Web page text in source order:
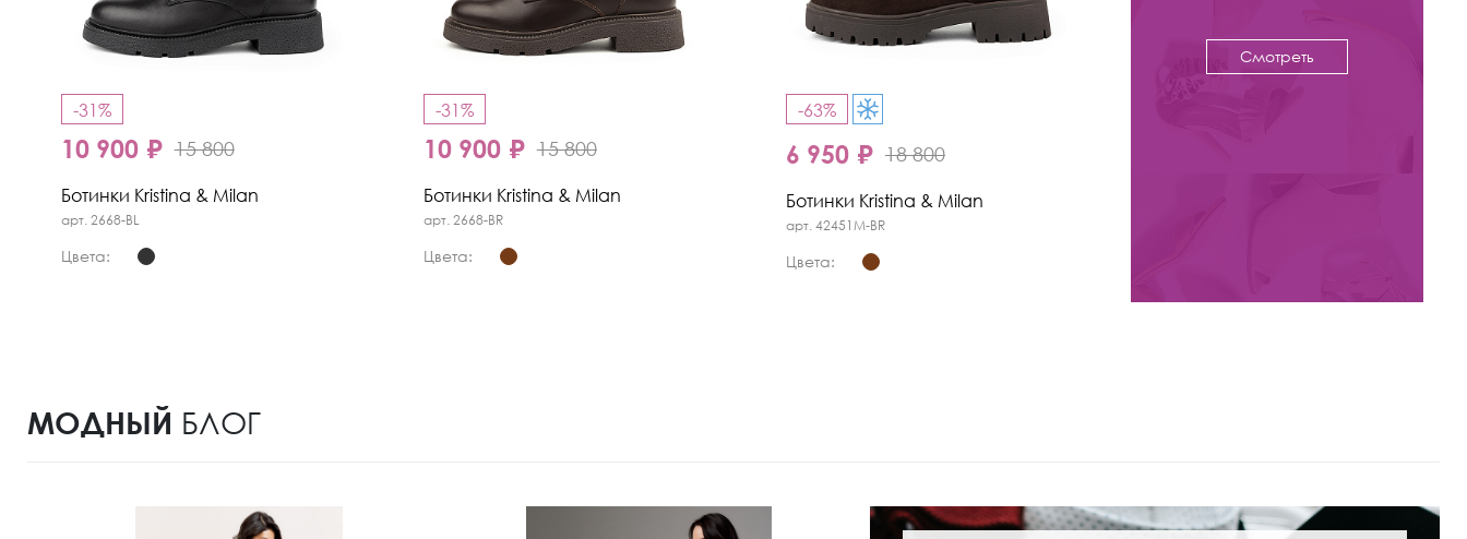
-31%
10 900 ₽ 15 800
Ботинки Kristina & Milan
арт. 2668-BL
Цвета:
-31%
10 900 ₽ 15 800
Ботинки Kristina & Milan
арт. 2668-BR
Цвета:
-63%
6 950 ₽ 18 800
Ботинки Kristina & Milan
арт. 42451M-BR
Цвета:
Смотреть
МОДНЫЙ БЛОГ